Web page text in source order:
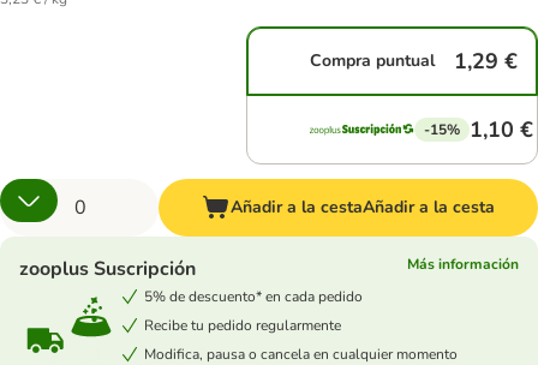
Compra puntual 1,29 €
-15% 1,10 €
Añadir a la cestaAñadir a la cesta
zooplus Suscripción
Más información
5% de descuento* en cada pedido
Recibe tu pedido regularmente
Modifica, pausa o cancela en cualquier momento